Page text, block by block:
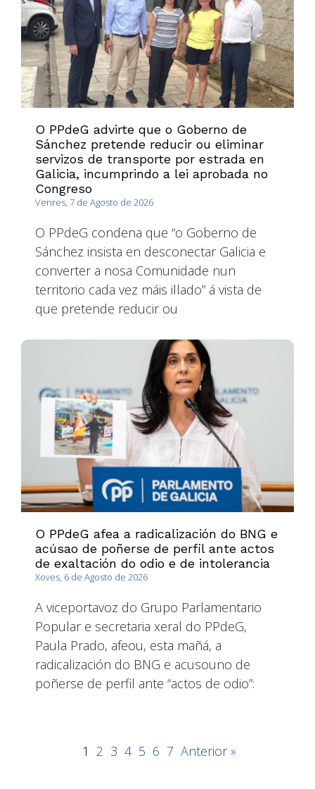
O PPdeG advirte que o Goberno de
Sánchez pretende reducir ou eliminar
servizos de transporte por estrada en
Galicia, incumprindo a lei aprobada no
Congreso
Venres, 7 de Agosto de 2026
O PPdeG condena que “o Goberno de
Sánchez insista en desconectar Galicia e
converter a nosa Comunidade nun
territorio cada vez máis illado” á vista de
que pretende reducir ou
O PPdeG afea a radicalización do BNG e
acúsao de poñerse de perfil ante actos
de exaltación do odio e de intolerancia
Xoves, 6 de Agosto de 2026
A viceportavoz do Grupo Parlamentario
Popular e secretaria xeral do PPdeG,
Paula Prado, afeou, esta mañá, a
radicalización do BNG e acusouno de
poñerse de perfil ante “actos de odio”:
1 2 3 4 5 6 7 Anterior »